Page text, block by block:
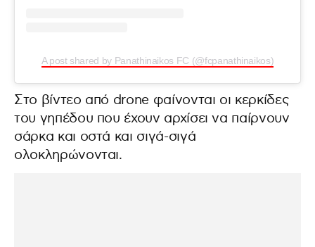
A post shared by Panathinaikos FC (@fcpanathinaikos)
Στο βίντεο από drone φαίνονται οι κερκίδες
του γηπέδου που έχουν αρχίσει να παίρνουν
σάρκα και οστά και σιγά-σιγά
ολοκληρώνονται.